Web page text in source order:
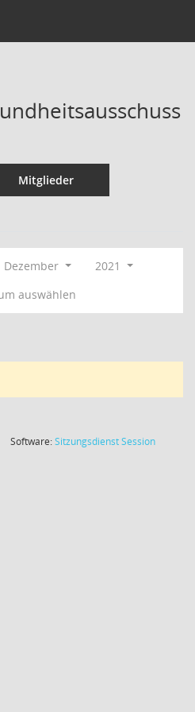
Mitglieder
Dezember
2021
auswählen
Software:SitzungsdienstSession(Wird in